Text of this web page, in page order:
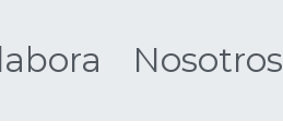
Nosotros